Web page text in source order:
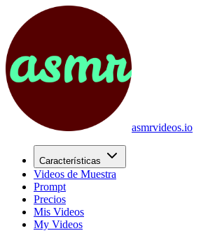
asmrvideos.io
Características
Videos de Muestra
Prompt
Precios
Mis Videos
My Videos